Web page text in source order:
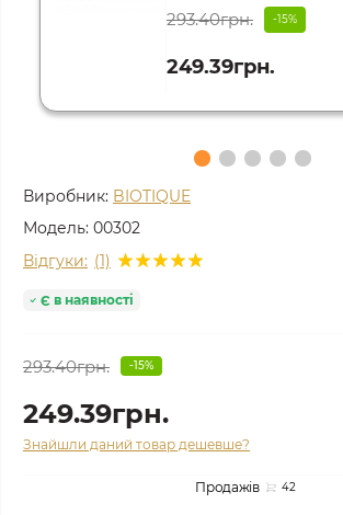
293.40грн.
-15%
249.39грн.
Виробник: BIOTIQUE
Модель: 00302
Відгуки: (1)
Є в наявності
293.40грн. -15%
249.39грн.
Знайшли даний товар дешевше?
Продажів 42